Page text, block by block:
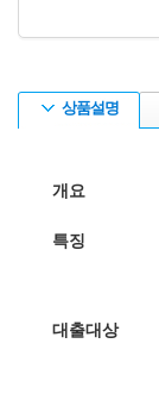
상품설명
개요
특징
대출대상